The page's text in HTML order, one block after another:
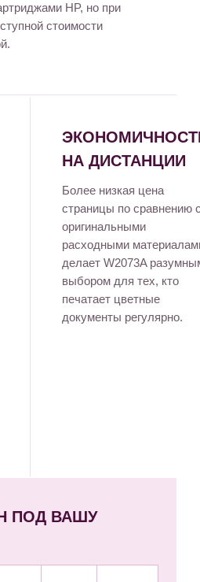
HP, но при
стоимости
НА ДИСТАНЦИИ
Более низкая цена
страницы по сравнению
оригинальными
расходными
делает W2073A
выбором для тех, кто
печатает цветные
документы регулярно.
ПОД ВАШУ